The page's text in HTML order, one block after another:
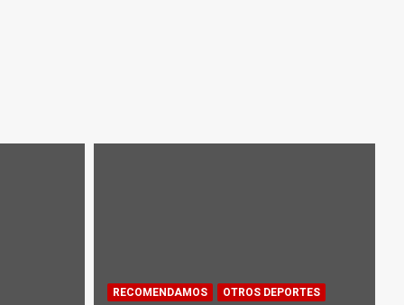
RECOMENDAMOS OTROS DEPORTES